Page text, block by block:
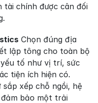
chính được cân đối
Chọn đúng địa
lập tông cho toàn bộ
tố như vị trí, sức
tiện ích hiện có.
sắp xếp chỗ ngồi, hệ
bảo một trải